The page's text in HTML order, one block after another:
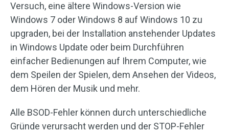
Versuch, eine ältere Windows-Version wie
Windows 7 oder Windows 8 auf Windows 10 zu
upgraden, bei der Installation anstehender Updates
in Windows Update oder beim Durchführen
einfacher Bedienungen auf Ihrem Computer, wie
dem Speilen der Spielen, dem Ansehen der Videos,
dem Hören der Musik und mehr.
Alle BSOD-Fehler können durch unterschiedliche
Gründe verursacht werden und der STOP-Fehler